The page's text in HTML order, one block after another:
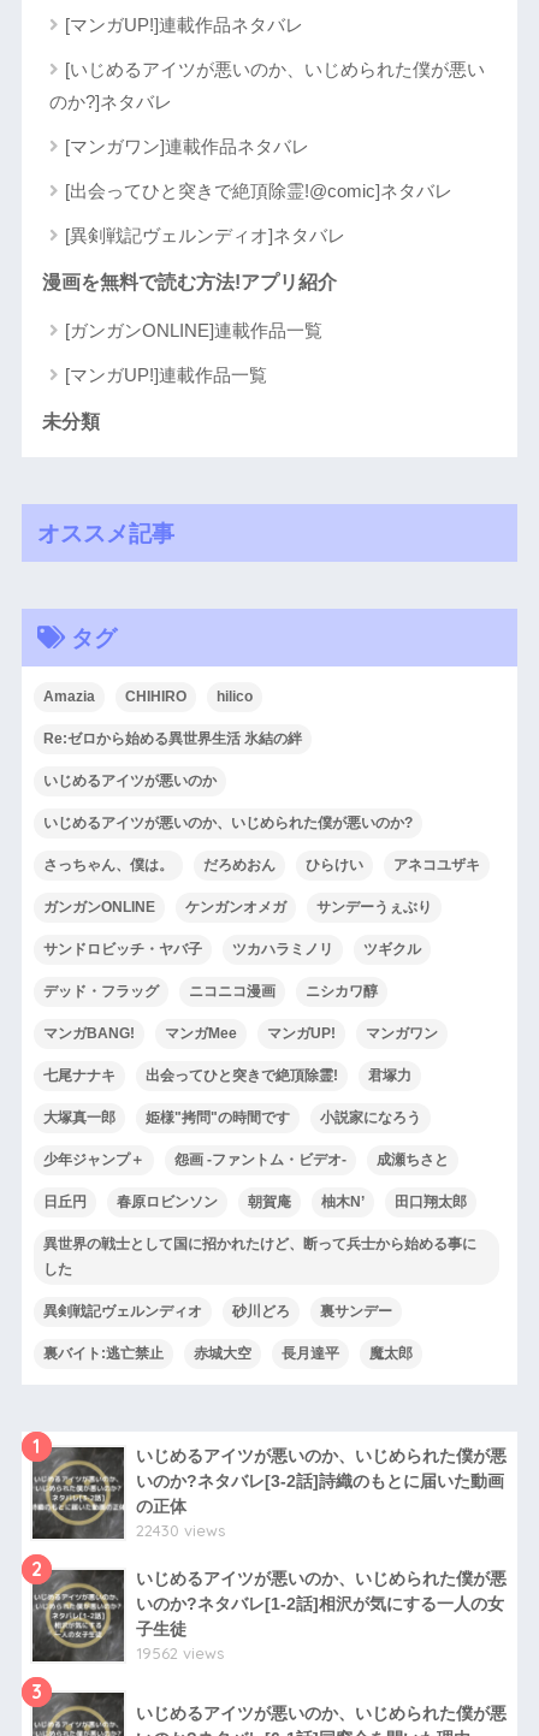
[マンガUP!]連載作品ネタバレ
[いじめるアイツが悪いのか、いじめられた僕が悪い
のか?]ネタバレ
[マンガワン]連載作品ネタバレ
[出会ってひと突きで絶頂除霊!@comic]ネタバレ
[異剣戦記ヴェルンディオ]ネタバレ
漫画を無料で読む方法!アプリ紹介
[ガンガンONLINE]連載作品一覧
[マンガUP!]連載作品一覧
未分類
オススメ記事
タグ
Amazia CHIHIRO hilico
Re:ゼロから始める異世界生活 氷結の絆
いじめるアイツが悪いのか
いじめるアイツが悪いのか、いじめられた僕が悪いのか?
さっちゃん、僕は。 だろめおん ひらけい アネコユザキ
ガンガンONLINE ケンガンオメガ サンデーうぇぶり
サンドロビッチ・ヤバ子 ツカハラミノリ ツギクル
デッド・フラッグ ニコニコ漫画 ニシカワ醇
マンガBANG! マンガMee マンガUP! マンガワン
七尾ナナキ 出会ってひと突きで絶頂除霊! 君塚力
大塚真一郎 姫様"拷問"の時間です 小説家になろう
少年ジャンプ＋ 怨画 -ファントム・ビデオ- 成瀬ちさと
日丘円 春原ロビンソン 朝賀庵 柚木N’ 田口翔太郎
異世界の戦士として国に招かれたけど、断って兵士から始める事に
した
異剣戦記ヴェルンディオ 砂川どろ 裏サンデー
裏バイト:逃亡禁止 赤城大空 長月達平 魔太郎
1
いじめるアイツが悪いのか、いじめられた僕が悪
いのか?ネタバレ[3-2話]詩織のもとに届いた動画
の正体
22430 views
2
いじめるアイツが悪いのか、いじめられた僕が悪
いのか?ネタバレ[1-2話]相沢が気にする一人の女
子生徒
19562 views
3
いじめるアイツが悪いのか、いじめられた僕が悪